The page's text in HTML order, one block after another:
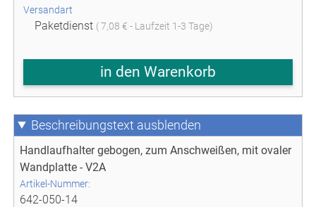
Versandart
Paketdienst ( 7,08 € - Laufzeit 1-3 Tage)
in den Warenkorb
Beschreibungstext
Handlaufhalter gebogen, zum Anschweißen, mit ovaler
Wandplatte - V2A
Artikel-Nummer:
642-050-14